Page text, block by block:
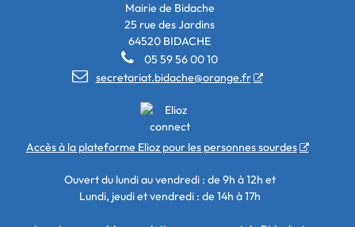
Mairie de Bidache
25 rue des Jardins
64520 BIDACHE
 05 59 56 00 10
 secretariat.bidache@orange.fr
Accès à la plateforme Elioz pour les personnes sourdes
Ouvert du lundi au vendredi : de 9h à 12h et
Lundi, jeudi et vendredi : de 14h à 17h